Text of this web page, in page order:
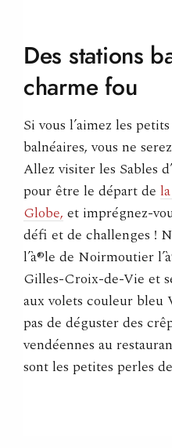
Des stations
charme fou
Si vous l’aimez les
balnéaires, vous ne
Allez visiter les Sables
pour être le départ de
Globe, et imprégnez-
défi et de challenges !
l’à®le de Noirmoutier
Gilles-Croix-de-Vie et
aux volets couleur bleu
pas de déguster des
vendéennes au
sont les petites perles